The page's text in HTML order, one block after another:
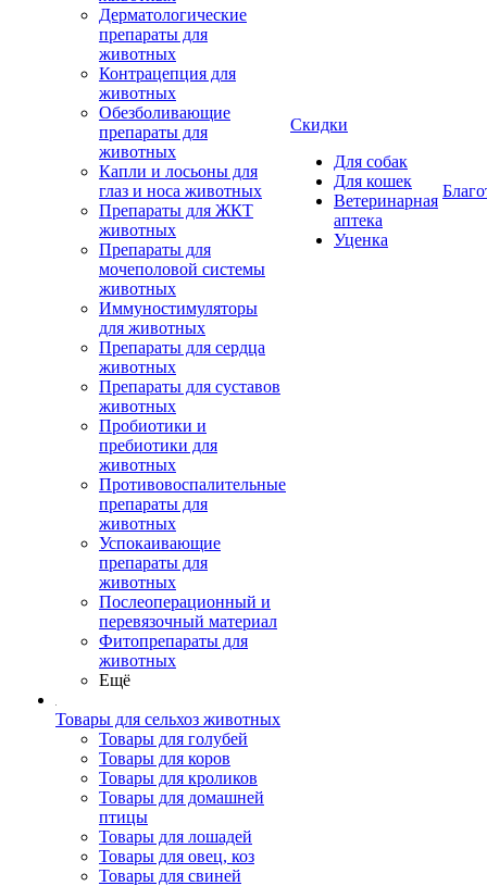
Дерматологические
препараты для
животных
Контрацепция для
животных
Обезболивающие
препараты для
животных
Капли и лосьоны для
глаз и носа животных
Препараты для ЖКТ
животных
Препараты для
мочеполовой системы
животных
Иммуностимуляторы
для животных
Препараты для сердца
животных
Препараты для суставов
животных
Пробиотики и
пребиотики для
животных
Противовоспалительные
препараты для
животных
Успокаивающие
препараты для
животных
Послеоперационный и
перевязочный материал
Фитопрепараты для
животных
Ещё
Товары для сельхоз животных
Товары для голубей
Товары для коров
Товары для кроликов
Товары для домашней
птицы
Товары для лошадей
Товары для овец, коз
Товары для свиней
Скидки
Для собак
Для кошек
Ветеринарная
аптека
Уценка